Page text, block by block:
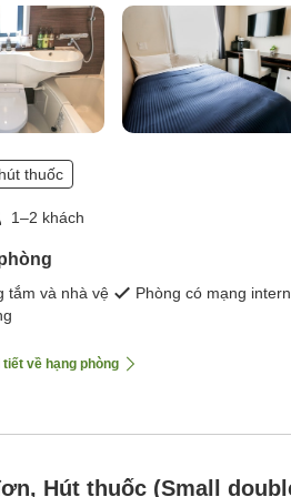
thuốc
1–2 khách
tắm và nhà vệ
Phòng có mạng
về hạng phòng
Hút thuốc (Small